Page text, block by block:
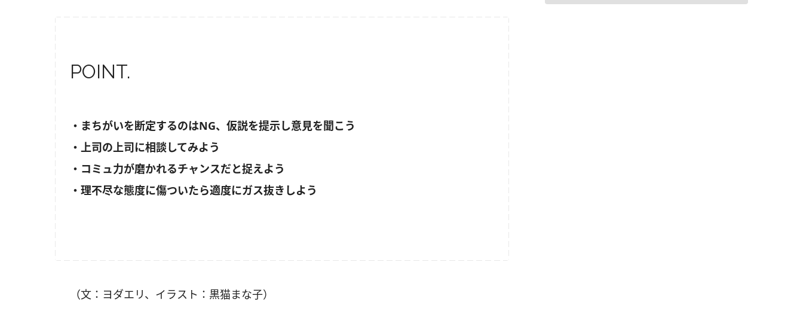
POINT.
・まちがいを断定するのはNG、仮説を提示し意見を聞こう
・上司の上司に相談してみよう
・コミュ力が磨かれるチャンスだと捉えよう
・理不尽な態度に傷ついたら適度にガス抜きしよう
（文：ヨダエリ、イラスト：黒猫まな子）